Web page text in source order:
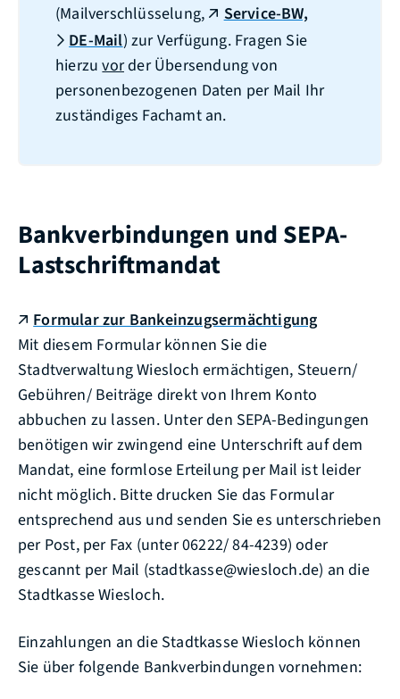
(Mailverschlüsselung,
Service-BW,
DE-Mail) zur Verfügung. Fragen Sie
hierzuvorder Übersendung von
personenbezogenen Daten per Mail Ihr
zuständiges Fachamt an.
Bankverbindungen und SEPA-
Lastschriftmandat
Formular zur Bankeinzugsermächtigung
Mit diesem Formular können Sie die
Stadtverwaltung Wiesloch ermächtigen, Steuern/
Gebühren/ Beiträge direkt von Ihrem Konto
abbuchen zu lassen. Unter den SEPA-Bedingungen
benötigen wir zwingend eine Unterschrift auf dem
Mandat, eine formlose Erteilung per Mail ist leider
nicht möglich. Bitte drucken Sie das Formular
entsprechend aus und senden Sie es unterschrieben
per Post, per Fax (unter 06222/ 84-4239) oder
gescannt per Mail (stadtkasse@wiesloch.de) an die
Stadtkasse Wiesloch.
Einzahlungen an die Stadtkasse Wiesloch können
Sie über folgende Bankverbindungen vornehmen: